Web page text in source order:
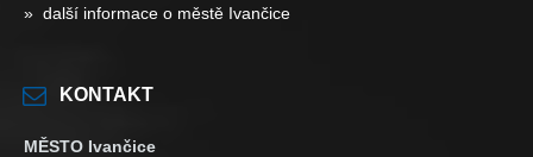
» další informace o městě Ivančice
KONTAKT
MĚSTO Ivančice